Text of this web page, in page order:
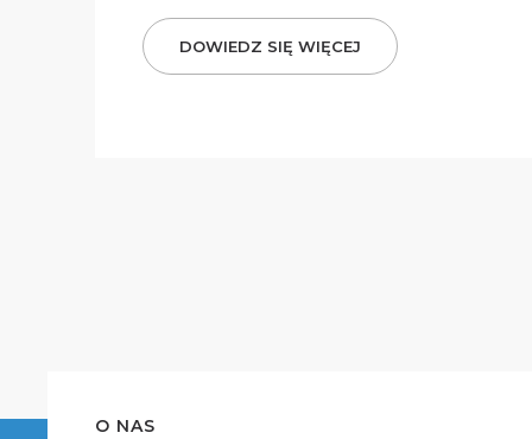
DOWIEDZ SIĘ WIĘCEJ
O NAS